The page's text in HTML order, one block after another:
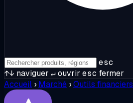
esc
↑↓ naviguer ↵ouvrir esc fermer
Accueil › Marché ›Outils financiers